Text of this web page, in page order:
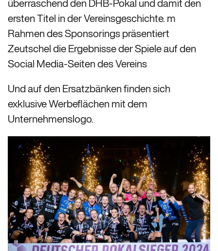
überraschend den DHB-Pokal und damit den
ersten Titel in der Vereinsgeschichte. m
Rahmen des Sponsorings präsentiert
Zeutschel die Ergebnisse der Spiele auf den
Social Media-Seiten des Vereins
Und auf den Ersatzbänken finden sich
exklusive Werbeflächen mit dem
Unternehmenslogo.